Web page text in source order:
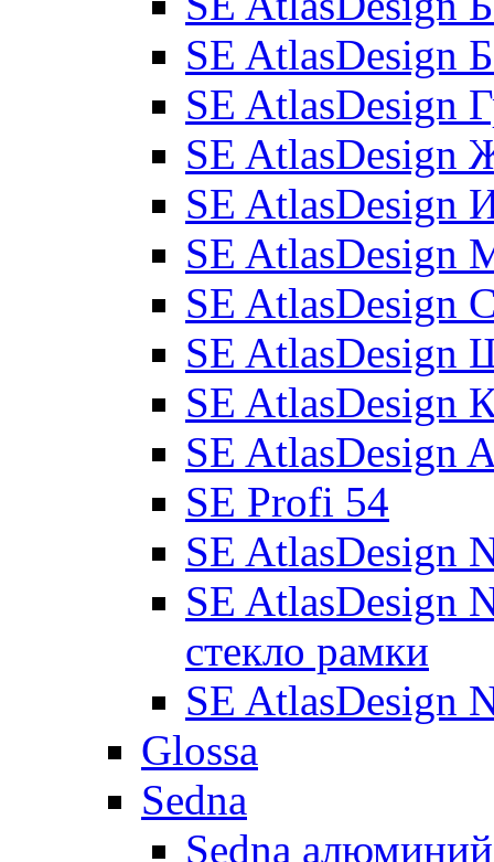
SE AtlasDesign
SE AtlasDesign
SE AtlasDesign
SE AtlasDesign
SE AtlasDesign
SE AtlasDesign
SE AtlasDesign
SE AtlasDesign
SE AtlasDesign
SE Profi 54
SE AtlasDesign
SE AtlasDesign
стекло рамки
SE AtlasDesign
Glossa
Sedna
Sedna алюминий